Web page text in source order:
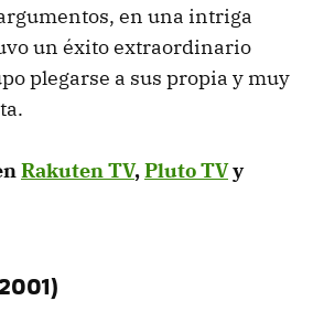
en una intriga
un éxito extraordinario
plegarse a sus propia y muy
Rakuten TV,Pluto TVy